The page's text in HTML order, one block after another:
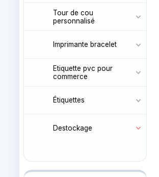
Tour de cou
personnalisé
Imprimante bracelet
Etiquette pvc pour
commerce
Étiquettes
Destockage